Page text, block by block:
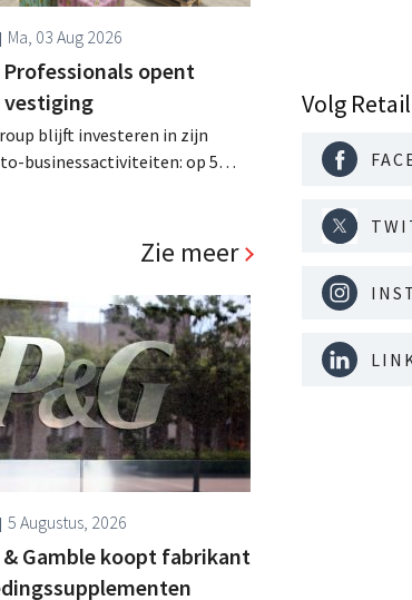
Ma, 03 Aug 2026
opent
blijft investeren in zijn
businessactiviteiten: op 5
die zich uitsluitend richt op
Zie meer
5 Augustus, 2026
Gamble koopt fabrikant
Volg